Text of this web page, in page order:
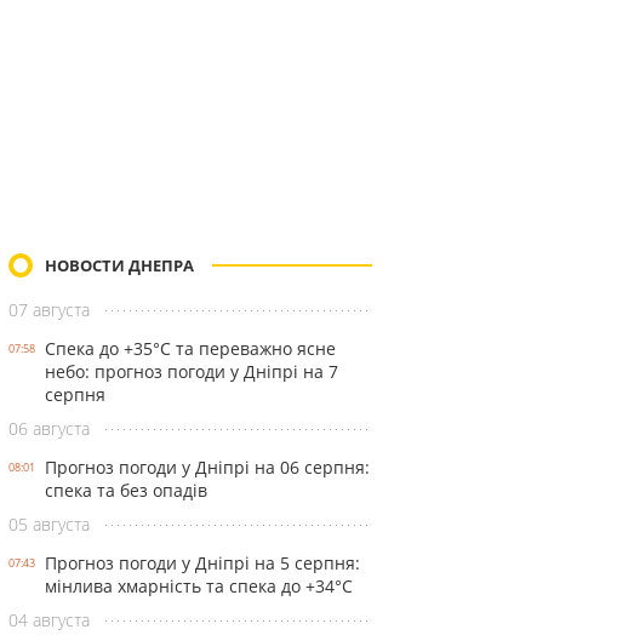
НОВОСТИ ДНЕПРА
07 августа
07:58
Спека до +35°С та переважно ясне
небо: прогноз погоди у Дніпрі на 7
серпня
06 августа
08:01
Прогноз погоди у Дніпрі на 06 серпня:
спека та без опадів
05 августа
07:43
Прогноз погоди у Дніпрі на 5 серпня:
мінлива хмарність та спека до +34°С
04 августа